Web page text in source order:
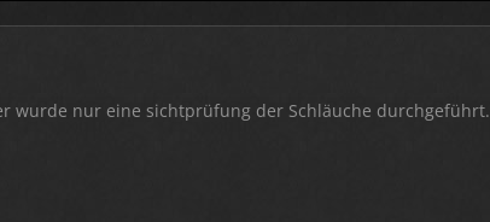
wurde nur eine sichtprüfung der Schläuche durchgeführt.